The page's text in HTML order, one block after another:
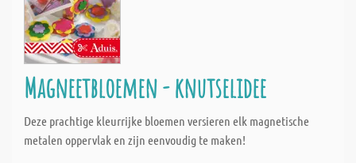
Magneetbloemen - knutselidee
Deze prachtige kleurrijke bloemen versieren elk magnetische
metalen oppervlak en zijn eenvoudig te maken!